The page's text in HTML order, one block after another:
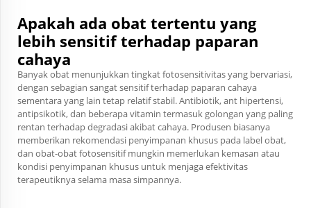
Apakah ada obat tertentu yang
lebih sensitif terhadap paparan
cahaya
Banyak obat menunjukkan tingkat fotosensitivitas yang bervariasi,
dengan sebagian sangat sensitif terhadap paparan cahaya
sementara yang lain tetap relatif stabil. Antibiotik, ant hipertensi,
antipsikotik, dan beberapa vitamin termasuk golongan yang paling
rentan terhadap degradasi akibat cahaya. Produsen biasanya
memberikan rekomendasi penyimpanan khusus pada label obat,
dan obat-obat fotosensitif mungkin memerlukan kemasan atau
kondisi penyimpanan khusus untuk menjaga efektivitas
terapeutiknya selama masa simpannya.